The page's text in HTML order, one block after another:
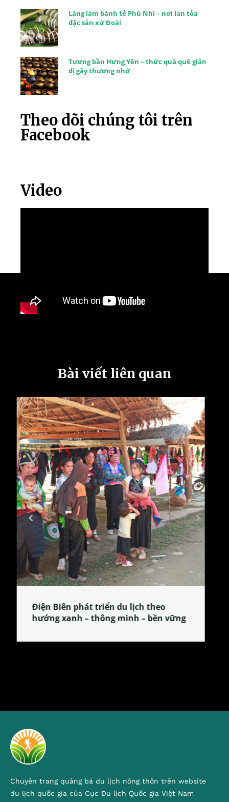
Làng làm bánh tẻ Phú Nhi – nơi lan tỏa
đặc sản xứ Đoài
Tương bần Hưng Yên – thức quà quê giản
dị gây thương nhớ
Theo dõi chúng tôi trên
Facebook
Video
Bài viết liên quan
Làng làm bánh tẻ Phú Nhi – nơi lan
tỏa đặc sản xứ Đoài
Chuyên trang quảng bá du lịch nông thôn trên website
du lịch quốc gia của Cục Du lịch Quốc gia Việt Nam